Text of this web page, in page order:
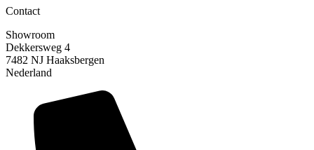
Contact
Showroom
Dekkersweg 4
7482 NJ Haaksbergen
Nederland